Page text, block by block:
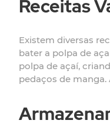
Receitas
Existem diversas
bater a polpa de
polpa de açaí,
pedaços de